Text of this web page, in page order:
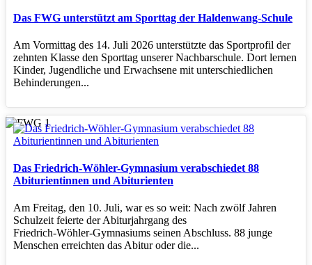
Das FWG unterstützt am Sporttag der Haldenwang-Schule
Am Vormittag des 14. Juli 2026 unterstützte das Sportprofil der
zehnten Klasse den Sporttag unserer Nachbarschule. Dort lernen
Kinder, Jugendliche und Erwachsene mit unterschiedlichen
Behinderungen...
Das Friedrich-Wöhler-Gymnasium verabschiedet 88
Abiturientinnen und Abiturienten
Am Freitag, den 10. Juli, war es so weit: Nach zwölf Jahren
Schulzeit feierte der Abiturjahrgang des
Friedrich‑Wöhler‑Gymnasiums seinen Abschluss. 88 junge
Menschen erreichten das Abitur oder die...